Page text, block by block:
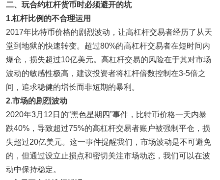
二、 玩合约杠杆货币时必须避开的坑
1.杠杆比例的不合理运用
2017年比特币价格的剧烈波动，让高杠杆交易者经历了从天
堂到地狱的快速转变。超过80%的高杠杆交易者在短时间内
爆仓，损失超过10亿美元。高杠杆交易的风险在于其对市场
波动的敏感性极高，建议投资者将杠杆倍数控制在3-5倍之
间，追求稳健的增长而非短期的暴利。
2.市场的剧烈波动
2020年3月12日的“黑色星期四”事件，比特币价格一天内暴
跌40%，导致超过75%的高杠杆交易者账户被强制平仓，损
失超过20亿美元。这一事件提醒我们，市场波动是不可避免
的，但通过设立止损点和密切关注市场动态，我们可以在波
动中保持稳定。